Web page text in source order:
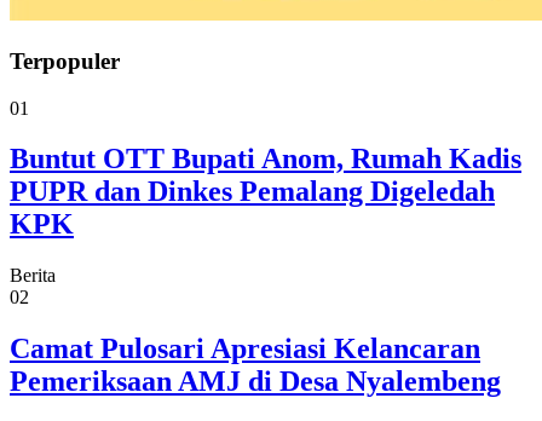
Terpopuler
01
Buntut OTT Bupati Anom, Rumah Kadis
PUPR dan Dinkes Pemalang Digeledah
KPK
Berita
02
Camat Pulosari Apresiasi Kelancaran
Pemeriksaan AMJ di Desa Nyalembeng